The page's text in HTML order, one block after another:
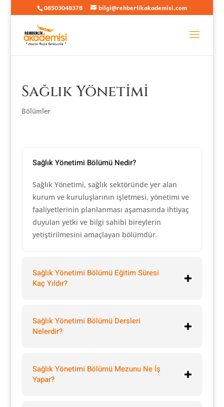
08503048378 bilgi@rehberlikakademisi.com
Sağlık Yönetimi
Bölümler
Sağlık Yönetimi Bölümü Nedir?
Sağlık Yönetimi, sağlık sektöründe yer alan
kurum ve kuruluşlarının işletmesi, yönetimi ve
faaliyetlerinin planlanması aşamasında ihtiyaç
duyulan yetki ve bilgi sahibi bireylerin
yetiştirilmesini amaçlayan bölümdür.
Sağlık Yönetimi Bölümü Eğitim Süresi
Kaç Yıldır?
Sağlık Yönetimi Bölümü Dersleri
Nelerdir?
Sağlık Yönetimi Bölümü Mezunu Ne İş
Yapar?